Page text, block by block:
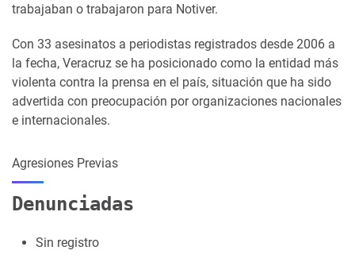
trabajaban o trabajaron para Notiver.
Con 33 asesinatos a periodistas registrados desde 2006 a
la fecha, Veracruz se ha posicionado como la entidad más
violenta contra la prensa en el país, situación que ha sido
advertida con preocupación por organizaciones nacionales
e internacionales.
Agresiones Previas
Denunciadas
Sin registro